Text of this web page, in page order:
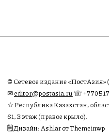
© Сетевое издание
✉︎editor@postasia.ru ☏
☆ Республика Казахстан,
61, 3 этаж (правое крыло).
🗒 Дизайн: Ashlar от Themeinwp